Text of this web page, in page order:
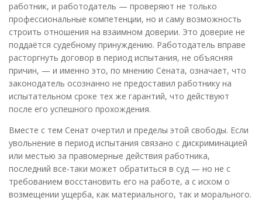
работник, и работодатель — проверяют не только
профессиональные компетенции, но и саму возможность
строить отношения на взаимном доверии. Это доверие не
поддаётся судебному принуждению. Работодатель вправе
расторгнуть договор в период испытания, не объясняя
причин, — и именно это, по мнению Сената, означает, что
законодатель осознанно не предоставил работнику на
испытательном сроке тех же гарантий, что действуют
после его успешного прохождения.
Вместе с тем Сенат очертил и пределы этой свободы. Если
увольнение в период испытания связано с дискриминацией
или местью за правомерные действия работника,
последний все-таки может обратиться в суд — но не с
требованием восстановить его на работе, а с иском о
возмещении ущерба, как материального, так и морального.